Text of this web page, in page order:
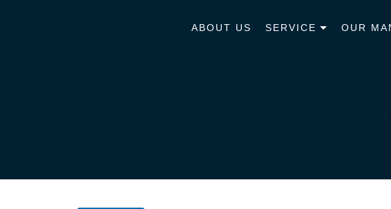
ABOUT US SERVICE OUR